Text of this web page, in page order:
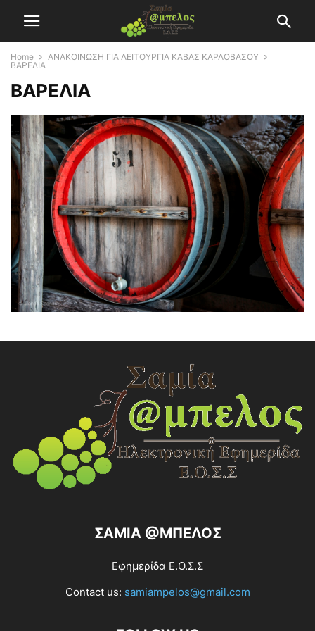
Home
ΑΝΑΚΟΙΝΩΣΗ ΓΙΑ ΛΕΙΤΟΥΡΓΙΑ ΚΑΒΑΣ ΚΑΡΛΟΒΑΣΟΥ
ΒΑΡΕΛΙΑ
ΒΑΡΕΛΙΑ
ΣΑΜΙΑ @ΜΠΕΛΟΣ
Εφημερίδα Ε.Ο.Σ.Σ
Contact us: samiampelos@gmail.com